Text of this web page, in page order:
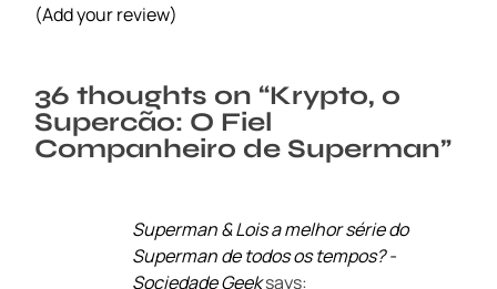
(Add your review)
36 thoughts on “Krypto, o
Supercão: O Fiel
Companheiro de Superman”
Superman & Lois a melhor série do
Superman de todos os tempos? -
Sociedade Geeksays: